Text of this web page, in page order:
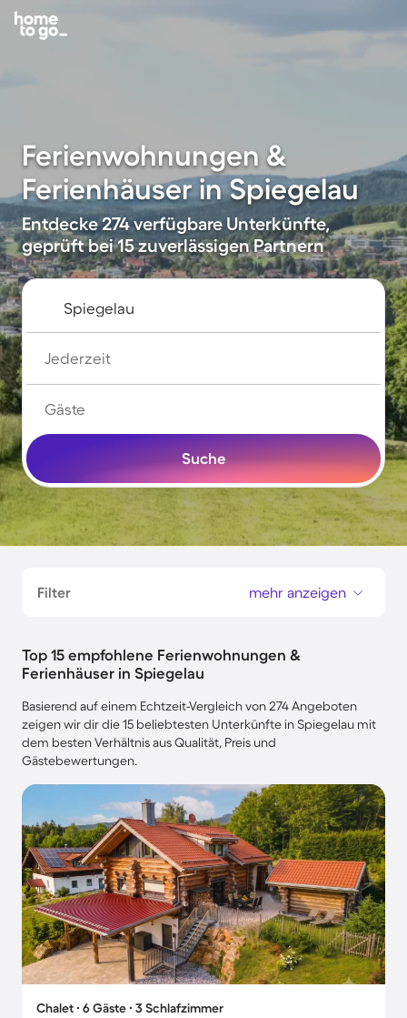
Ferienwohnungen &
Ferienhäuser in Spiegelau
Entdecke 274 verfügbare Unterkünfte,
geprüft bei 15 zuverlässigen Partnern
Jederzeit
Gäste
Suche
Filter mehr anzeigen
Top 15 empfohlene Ferienwohnungen &
Ferienhäuser in Spiegelau
Basierend auf einem Echtzeit-Vergleich von 274 Angeboten
zeigen wir dir die 15 beliebtesten Unterkünfte in Spiegelau mit
dem besten Verhältnis aus Qualität, Preis und
Gästebewertungen.
Chalet ∙ 6 Gäste ∙ 3 Schlafzimmer